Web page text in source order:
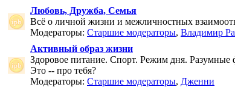
Любовь, Дружба, Семья
Всё о личной жизни и межличностных
Модераторы: Старшие модераторы, Владимир
Активный образ жизни
Здоровое питание. Спорт. Режим дня.
Это -- про тебя?
Модераторы: Старшие модераторы, Дженни